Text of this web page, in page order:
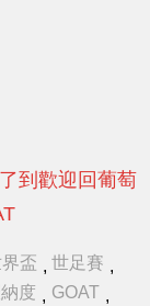
到歡迎回葡萄
盃 , 世足賽 ,
度 , GOAT ,